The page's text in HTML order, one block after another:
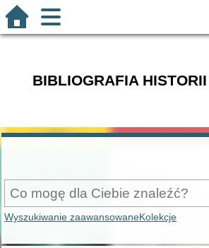
BIBLIOGRAFIA
Wyszukiwanie zaawansowaneKolekcje